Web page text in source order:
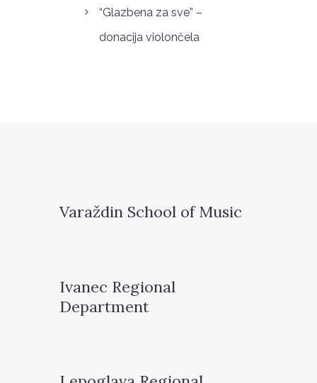
“Glazbena za sve” –
donacija violončela
Varaždin School of Music
Ivanec Regional
Department